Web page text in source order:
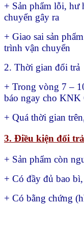
+ Sản phẩm lỗi, hư
chuyển gây ra
+ Giao sai sản
trình vận chuyển
2. Thời gian đổi trả
+ Trong vòng 7 –
báo ngay cho KNK
+ Quá thời gian
3. Điều kiện đổi
+ Sản phẩm còn
+ Có đầy đủ bao
+ Có bằng chứng